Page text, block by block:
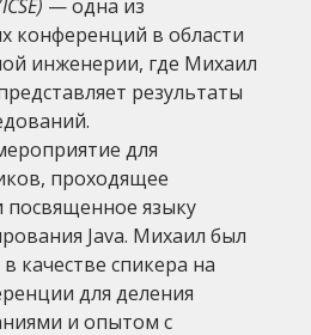
— одна из
конференций в области
инженерии, где Михаил
результаты
для
проходящее
посвященное языку
Java. Михаил был
качестве спикера на
для деления
и опытом с